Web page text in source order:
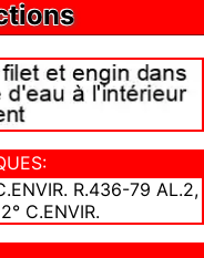
R.436-79 AL.2,
C.ENVIR.